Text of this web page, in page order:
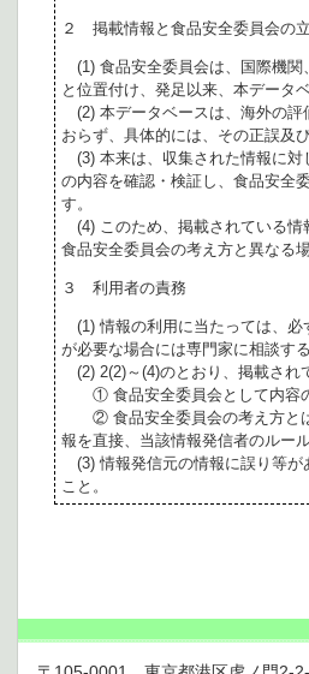
２ 掲載情報と食品安全委員会の
(1) 食品安全委員会は、国際機関
と位置付け、発足以来、本データ
(2) 本データベースは、海外の評
おらず、具体的には、その正誤及
(3) 本来は、収集された情報に対
の内容を確認・検証し、食品安全
す。
(4) このため、掲載されている情
食品安全委員会の考え方と異なる
３ 利用者の責務
(1) 情報の利用に当たっては、必
が必要な場合には専門家に相談す
(2) 2(2)～(4)のとおり、掲載され
① 食品安全委員会として内容の
② 食品安全委員会の考え方とは
報を直接、当該情報発信者のルー
(3) 情報発信元の情報に誤り等が
こと。